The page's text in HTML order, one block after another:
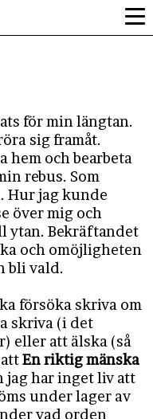
för min längtan.
sig framåt.
hem och bearbeta
rebus. Som
Hur jag kunde
över mig och
ytan. Bekräftandet
och omöjligheten
bli vald.
försöka skriva om
skriva (i det
eller att älska (så
attEn riktig mänska
jag har inget liv att
under lager av
vad orden